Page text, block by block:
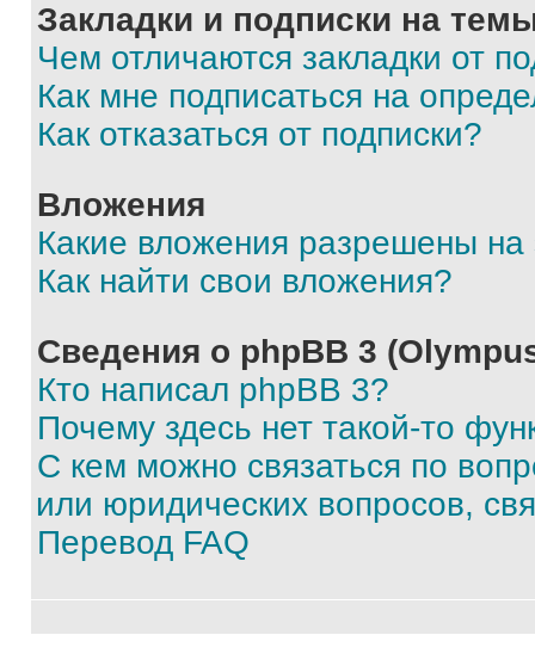
Закладки и подписки на
Чем отличаются закладки от
Как мне подписаться на
Как отказаться от подписки?
Вложения
Какие вложения разрешены
Как найти свои вложения?
Сведения о phpBB 3
Кто написал phpBB 3?
Почему здесь нет такой-то
С кем можно связаться по
или юридических вопросов,
Перевод FAQ